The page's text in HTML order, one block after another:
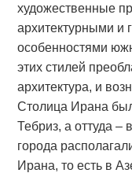
художественные
архитектурными и
особенностями
этих стилей
архитектура, и
Столица Ирана
Тебриз, а оттуда –
города
Ирана, то есть в